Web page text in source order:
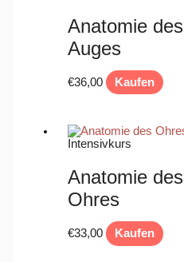
Anatomie des
Auges
€36,00 Kaufen
Intensivkurs
Anatomie des
Ohres
€33,00 Kaufen